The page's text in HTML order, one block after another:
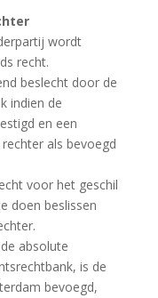
wordt
recht.
beslecht door de
indien de
en een
als bevoegd
voor het geschil
doen beslissen
absolute
is de
bevoegd,